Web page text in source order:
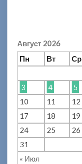
Август 2026
Пн
Вт Ср
« Июл
3
4 5
10
11 12
17
18 19
24
25 26
31